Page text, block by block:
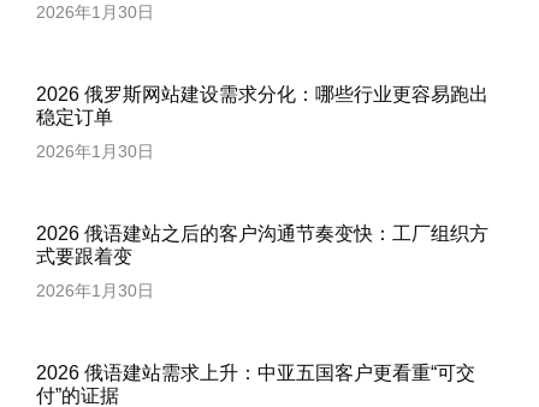
2026年1月30日
2026 俄罗斯网站建设需求分化：哪些行业更容易跑出
稳定订单
2026年1月30日
2026 俄语建站之后的客户沟通节奏变快：工厂组织方
式要跟着变
2026年1月30日
2026 俄语建站需求上升：中亚五国客户更看重“可交
付”的证据